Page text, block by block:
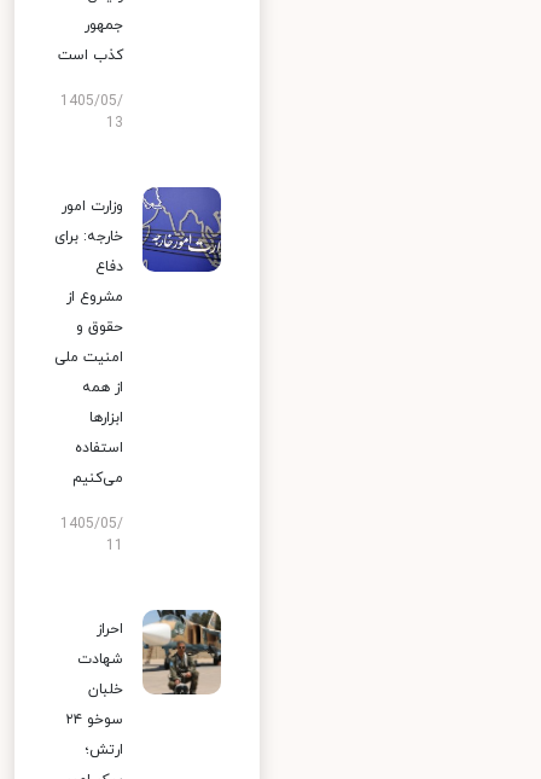
جمهور
کذب است
1405/05/
13
وزارت امور
خارجه: برای
دفاع
مشروع از
حقوق و
امنیت ملی
از همه
ابزارها
استفاده
می‌کنیم
1405/05/
احراز
شهادت
خلبان
سوخو ۲۴
ارتش؛